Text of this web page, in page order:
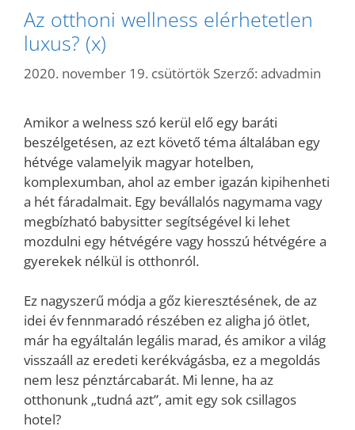
Az otthoni wellness elérhetetlen
luxus? (x)
2020. november 19. csütörtök Szerző: advadmin
Amikor a welness szó kerül elő egy baráti
beszélgetésen, az ezt követő téma általában egy
hétvége valamelyik magyar hotelben,
komplexumban, ahol az ember igazán kipihenheti
a hét fáradalmait. Egy bevállalós nagymama vagy
megbízható babysitter segítségével ki lehet
mozdulni egy hétvégére vagy hosszú hétvégére a
gyerekek nélkül is otthonról.
Ez nagyszerű módja a gőz kieresztésének, de az
idei év fennmaradó részében ez aligha jó ötlet,
már ha egyáltalán legális marad, és amikor a világ
visszaáll az eredeti kerékvágásba, ez a megoldás
nem lesz pénztárcabarát. Mi lenne, ha az
otthonunk „tudná azt”, amit egy sok csillagos
hotel?